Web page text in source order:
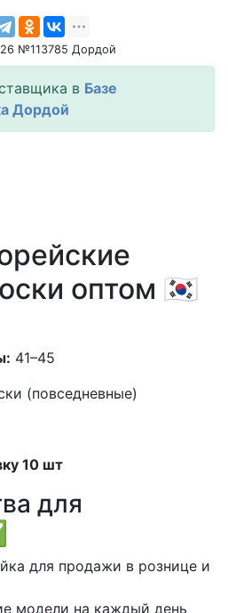
№113785 Дордой
в Базе
Дордой
оптом 🇰🇷
41–45
(повседневные)
10 шт
для
для продажи в рознице и
модели на каждый день